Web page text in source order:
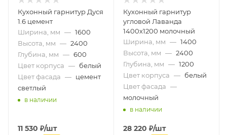
Кухонный гарнитур Дуся
1.6 цемент
Ширина, мм — 1600
Высота, мм — 2400
Глубина, мм — 600
Цвет корпуса — белый
Цвет фасада — цемент
светлый
в наличии
11 530 ₽/шт
Кухонный гарнитур
угловой Лаванда
1400х1200 молочный
Ширина, мм — 1400
Высота, мм — 2400
Глубина, мм — 1200
Цвет корпуса — белый
Цвет фасада —
молочный
в наличии
28 220 ₽/шт